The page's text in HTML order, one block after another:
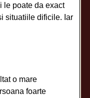
le poate da exact
situatiile dificile. Iar
o mare
foarte